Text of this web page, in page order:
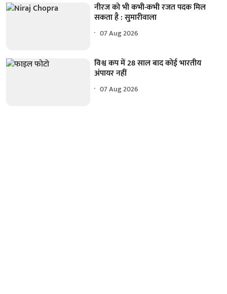
नीरज को भी कभी-कभी रजत पदक मिल
सकता है : सुमारीवाला
07 Aug 2026
विश्व कप में 28 साल बाद कोई भारतीय
अंपायर नहीं
07 Aug 2026